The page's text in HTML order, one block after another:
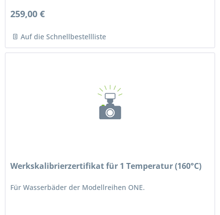
259,00 €
Auf die Schnellbestellliste
Werkskalibrierzertifikat für 1 Temperatur (160°C)
Für Wasserbäder der Modellreihen ONE.